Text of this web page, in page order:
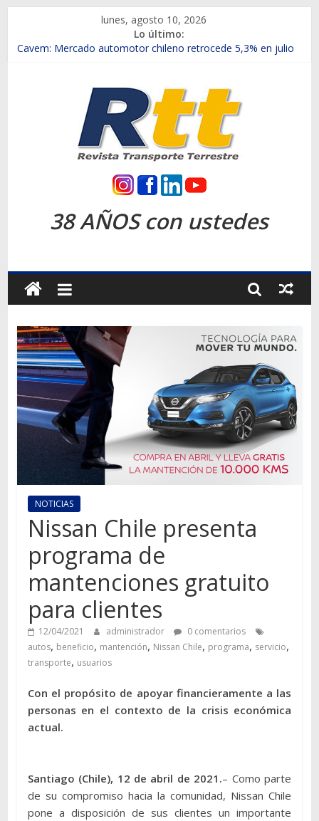
contenido
lunes, agosto 10, 2026
Lo último:
Chile es el primer mercado internacional en lanzar la nueva
Salfa suma vehículos electrificados de Chevrolet en el Biobío
Samex amplía su red con nuevas sucursales en Rancagua y
SINOTRUK Pick-ups presentó la recién estrenada Bolden en
la Expo Compras Públicas 2026
Revista
Transporte
Terrestre
Autos,
camiones,
motos,
información
del
mundo
transporte
38 AÑOS con ustedes
NOTICIAS
Nissan Chile presenta
programa de
mantenciones gratuito
para clientes
12/04/2021 administrador
0 comentarios
autos, beneficio, mantención, Nissan Chile, programa, servicio,
transporte, usuarios
Con el propósito de apoyar financieramente a las
personas en el contexto de la crisis económica
actual.
Santiago (Chile), 12 de abril de 2021.– Como parte
de su compromiso hacia la comunidad, Nissan Chile
pone a disposición de sus clientes un importante